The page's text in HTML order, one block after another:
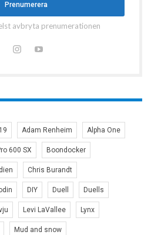
Prenumerera
avbryta prenumerationen
Adam Renheim Alpha One
600 SX Boondocker
Chris Burandt
DIY Duell Duells
Levi LaVallee Lynx
Mud and snow